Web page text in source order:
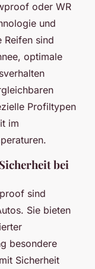
oder WR
und
Reifen sind
optimale
Profiltypen
im
bei
sind
Sie bieten
besondere
Sicherheit